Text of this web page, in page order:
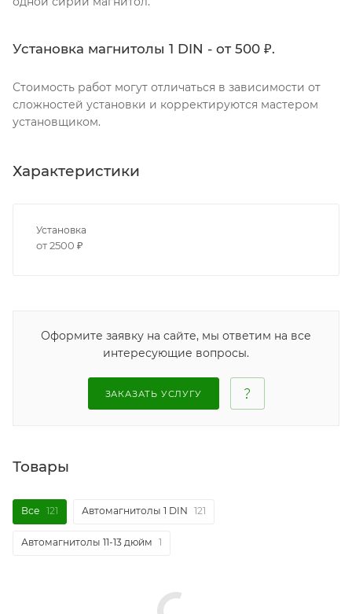
Установка магнитолы 1 DIN - от 500 ₽.
Стоимость работ могут отличаться в зависимости от
сложностей установки и корректируются мастером
установщиком.
Характеристики
Установка
от 2500 ₽
Оформите заявку на сайте, мы ответим на все
интересующие вопросы.
ЗАКАЗАТЬ УСЛУГУ
Товары
Все 121 Автомагнитолы 1 DIN 121
Автомагнитолы 11-13 дюйм 1